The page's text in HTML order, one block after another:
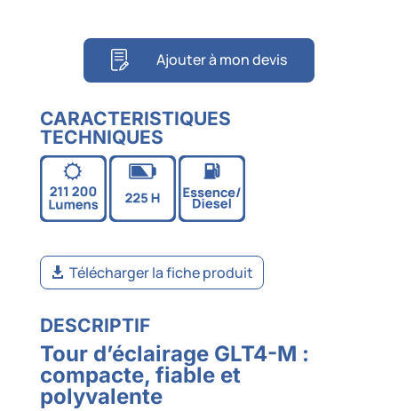
Ajouter à mon devis
CARACTERISTIQUES
TECHNIQUES
Télécharger la fiche produit
DESCRIPTIF
Tour d’éclairage GLT4-M :
compacte, fiable et
polyvalente